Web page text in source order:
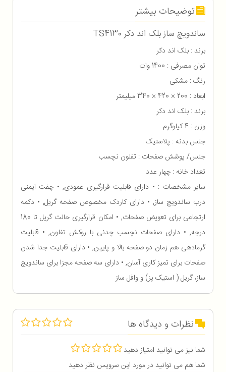
توضیحات بیشتر
ساندویچ ساز بلک اند دکر TS4130
برند : بلک اند دکر
توان مصرفی : 1400 وات
رنگ : مشکی
ابعاد : 200 × 420 × 340 میلیمتر
برند : بلک اند دکر
وزن : 4 کیلوگرم
جنس بدنه : پلاستیک
جنس/ پوشش صفحات : تفلون نچسب
تعداد خانه : چهار عدد
سایر مشخصات : • دارای قابلیت قرارگیری عمودی, • چفت ایمنی
درب ساندویچ ساز, • دارای کاردک مخصوص صفحه گریل, • دکمه
ارتجاعی برای تعویض صفحات, • امکان قرارگیری حالت گریل تا 180
درجه, • دارای صفحات نچسب چدنی با روکش تفلون, • قابلیت
گرمادهی هم زمان دو صفحه بالا و پایین, • دارای قابلیت جدا شدن
صفحات برای تمیز کاری آسان, • دارای سه صفحه مجزا برای ساندویچ
ساز، گریل ( استیک پز) و وافل ساز
نظرات و دیدگاه ها
شما نیز می توانید امتیاز دهید
شما هم می توانید در مورد این سرویس نظر دهید